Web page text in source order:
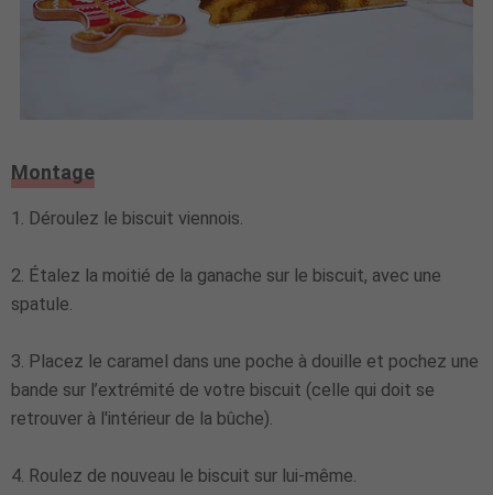
Montage
1. Déroulez le biscuit viennois.
2. Étalez la moitié de la ganache sur le biscuit, avec une
spatule.
3. Placez le caramel dans une poche à douille et pochez une
bande sur l’extrémité de votre biscuit (celle qui doit se
retrouver à l'intérieur de la bûche).
4. Roulez de nouveau le biscuit sur lui-même.